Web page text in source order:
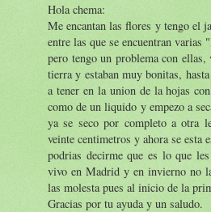
Hola chema:
Me encantan las flores y tengo el
entre las que se encuentran
pero tengo un problema con ellas,
tierra y estaban muy bonitas,
a tener en la union de la hojas
como de un liquido y empezo a
ya se seco por completo a otra
veinte centimetros y ahora se esta
podrias decirme que es lo que
vivo en Madrid y en invierno no
las molesta pues al inicio de la
Gracias por tu ayuda y un saludo.